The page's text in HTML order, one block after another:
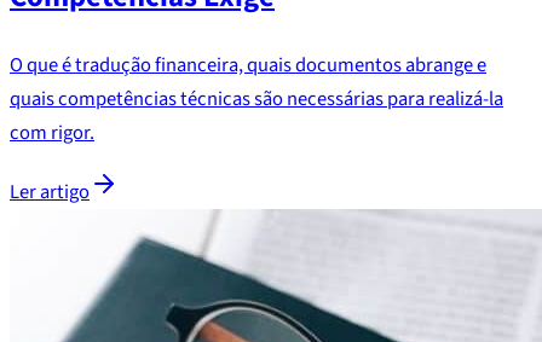
O que é tradução financeira, quais documentos abrange e
quais competências técnicas são necessárias para realizá-la
com rigor.
Ler artigo